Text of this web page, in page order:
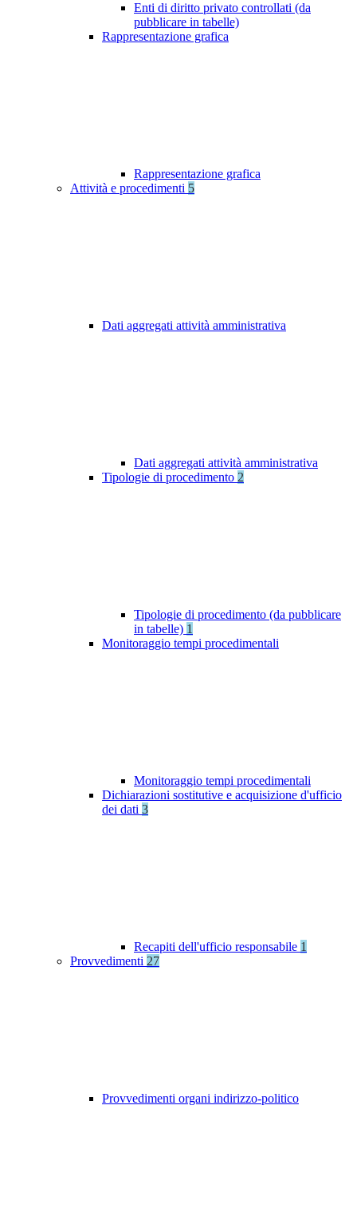
Enti di diritto privato controllati (da
pubblicare in tabelle)
Rappresentazione grafica
Rappresentazione grafica
Attività e procedimenti 5
Dati aggregati attività amministrativa
Dati aggregati attività amministrativa
Tipologie di procedimento 2
Tipologie di procedimento (da pubblicare
in tabelle) 1
Monitoraggio tempi procedimentali
Monitoraggio tempi procedimentali
Dichiarazioni sostitutive e acquisizione d'ufficio
dei dati 3
Recapiti dell'ufficio responsabile 1
Provvedimenti 27
Provvedimenti organi indirizzo-politico